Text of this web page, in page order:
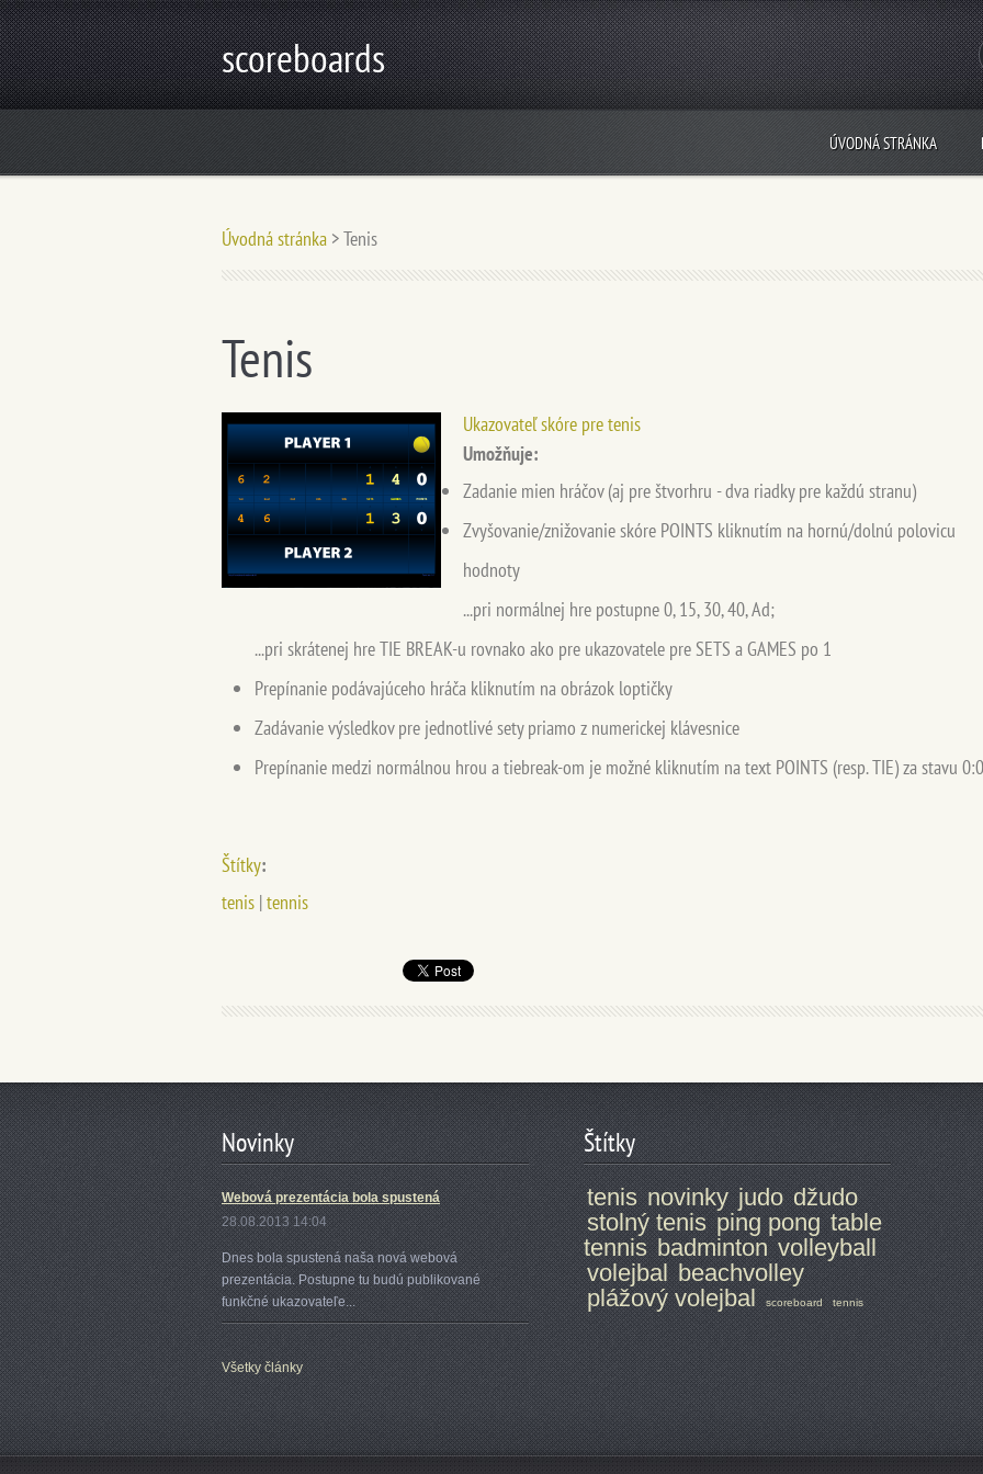
scoreboards
ÚVODNÁ STRÁNKA
Úvodná stránka >Tenis
Tenis
Ukazovateľ skóre pre tenis
Umožňuje:
Zadanie mien hráčov (aj pre štvorhru - dva riadky pre každú stranu)
Zvyšovanie/znižovanie skóre POINTS kliknutím na hornú/dolnú polovicu
hodnoty
...pri normálnej hre postupne 0, 15, 30, 40, Ad;
...pri skrátenej hre TIE BREAK-u rovnako ako pre ukazovatele pre SETS a GAMES po 1
Prepínanie podávajúceho hráča kliknutím na obrázok loptičky
Zadávanie výsledkov pre jednotlivé sety priamo z numerickej klávesnice
Prepínanie medzi normálnou hrou a tiebreak-om je možné kliknutím na text POINTS (resp. TIE) za stavu 0:0
Štítky:
tenis |tennis
Novinky
Webová prezentácia bola spustená
28.08.2013 14:04
Dnes bola spustená naša nová webová
prezentácia. Postupne tu budú publikované
funkčné ukazovateľe...
Všetky články
Štítky
tenis novinky judo džudo
stolný tenis ping pong table
tennis badminton volleyball
volejbal beachvolley
plážový volejbal
scoreboard tennis